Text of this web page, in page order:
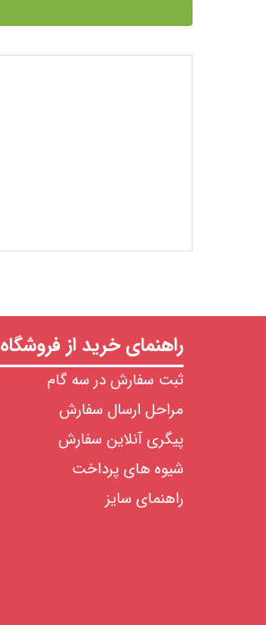
راهنمای خرید از فروشگاه
ثبت سفارش در سه گام
مراحل ارسال سفارش
پیگری آنلاین سفارش
شیوه های پرداخت
راهنمای سایز